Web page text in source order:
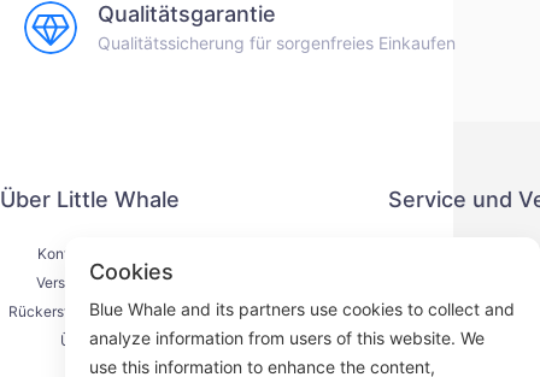
Qualitätsgarantie
Qualitätssicherung für sorgenfreies Einkaufen
Über Little Whale
Kontaktiere uns
Versandprozess
Rückerstattungsprozess
Über uns
Service und
Cookies
Blue Whale and its partners use cookies to collect and
analyze information from users of this website. We
use this information to enhance the content,